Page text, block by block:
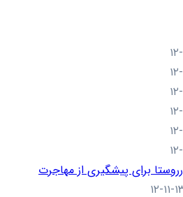
برای پیشگیری از مهاجرت
۱۲